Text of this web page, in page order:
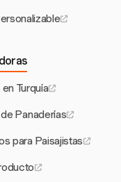
Turquía
Panaderías
para Paisajistas